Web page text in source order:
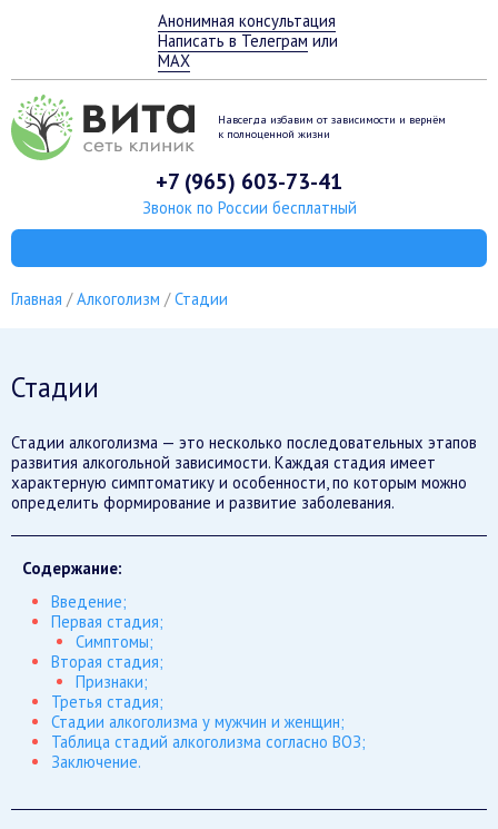
Анонимная консультация
Написать в Телеграм или
MAX
Навсегда избавим от зависимости и вернём
к полноценной жизни
+7 (965) 603-73-41
Звонок по России бесплатный
Главная Алкоголизм Стадии
Стадии
Стадии алкоголизма — это несколько последовательных этапов
развития алкогольной зависимости. Каждая стадия имеет
характерную симптоматику и особенности, по которым можно
определить формирование и развитие заболевания.
Содержание:
Введение;
Первая стадия;
Симптомы;
Вторая стадия;
Признаки;
Третья стадия;
Стадии алкоголизма у мужчин и женщин;
Таблица стадий алкоголизма согласно ВОЗ;
Заключение.